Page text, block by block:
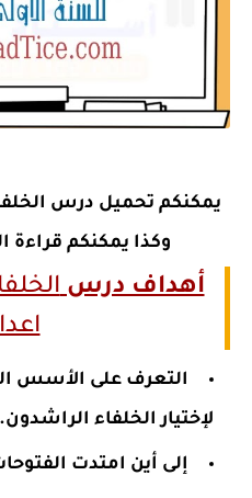
وكذا يمكنكم قراءة
أهداف درس
التعرف على الأسس
لإختيار الخلفاء الراشدون.
إلى أين امتدت